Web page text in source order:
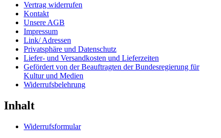
Vertrag widerrufen
Kontakt
Unsere AGB
Impressum
Link/ Adressen
Privatsphäre und Datenschutz
Liefer- und Versandkosten und Lieferzeiten
Gefördert von der Beauftragten der Bundesregierung für
Kultur und Medien
Widerrufsbelehrung
Inhalt
Widerrufsformular